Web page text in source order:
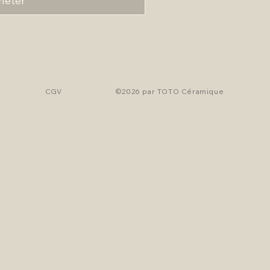
CGV ©2026 par TOTO Céramique